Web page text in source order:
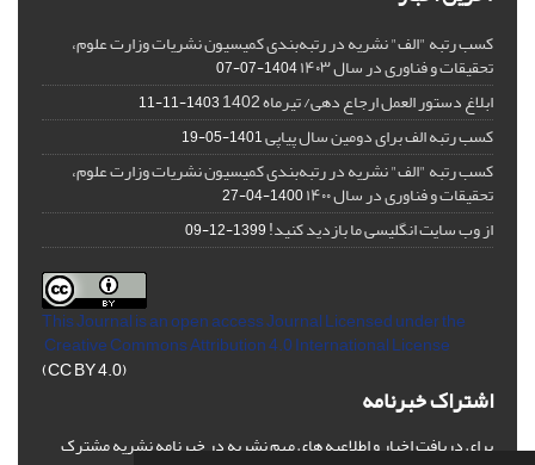
کسب رتبه "الف" نشریه در رتبه‌بندی کمیسیون نشریات وزارت علوم،
تحقیقات و فناوری در سال ۱۴۰۳ 1404-07-07
ابلاغ دستور العمل ارجاع دهی/ تیرماه 1402 1403-11-11
کسب رتبه الف برای دومین سال پیاپی1401-05-19
کسب رتبه "الف" نشریه در رتبه‌بندی کمیسیون نشریات وزارت علوم،
تحقیقات و فناوری در سال ۱۴۰۰ 1400-04-27
از وب سایت انگلیسی ما بازدید کنید!1399-12-09
This Journal is an open access Journal Licensedunder the
Creative Commons Attribution 4.0 International License
(CC BY 4.0)
اشتراک خبرنامه
برای دریافت اخبار و اطلاعیه های مهم نشریه در خبرنامه نشریه مشترک